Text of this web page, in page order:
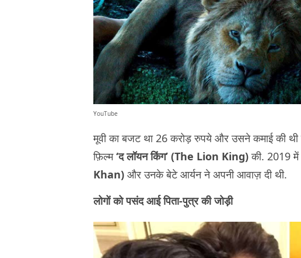
YouTube
मूवी का बजट था 26 करोड़ रुपये और उसने कमाई की
फ़िल्म‘द लॉयन किंग’ (The Lion King)की. 2019 में
Khan) और उनके बेटे आर्यन ने अपनी आवाज़ दी थी.
लोगों को पसंद आई पिता-पुत्र की जोड़ी